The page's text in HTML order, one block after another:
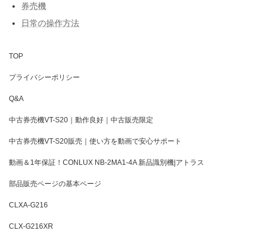
券売機
日常の操作方法
TOP
プライバシーポリシー
Q&A
中古券売機VT-S20｜動作良好｜中古販売限定
中古券売機VT-S20販売｜使い方を動画で安心サポート
動画＆1年保証！CONLUX NB-2MA1-4A 新品識別機|アトラス
部品販売ページの基本ページ
CLXA-G216
CLX-G216XR